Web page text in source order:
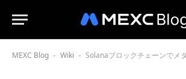
MEXC Blog - Wiki - Solanaブロックチェーンでメタデータと所有権データにアクセ